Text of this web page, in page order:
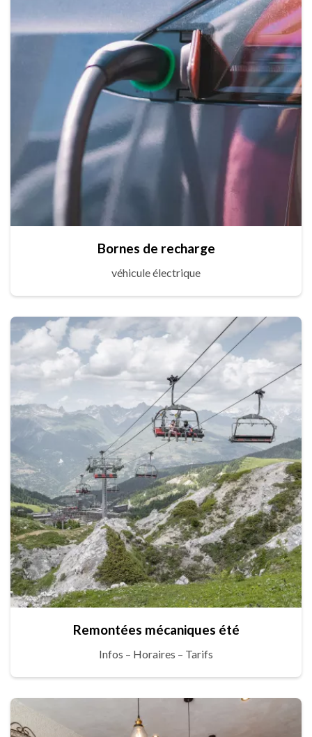
Bornes de recharge
véhicule électrique
Remontées mécaniques été
Infos – Horaires – Tarifs